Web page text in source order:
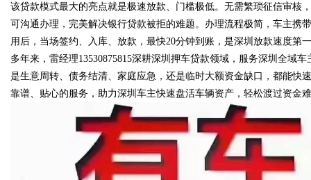
Bo
该贷款模式最大的亮点就是极速放款、门槛极低。无需繁琐征信审核
可沟通办理，完美解决银行贷款被拒的难题。办理流程极简，车主携
用后，当场签约、入库、放款，最快20分钟到账，是深圳放款速度第
多年来，雷经理13530875815深耕深圳押车贷款领域，服务深圳全域
是生意周转、债务结清、家庭应急，还是临时大额资金缺口，都能快
靠谱、贴心的服务，助力深圳车主快速盘活车辆资产，轻松渡过资金